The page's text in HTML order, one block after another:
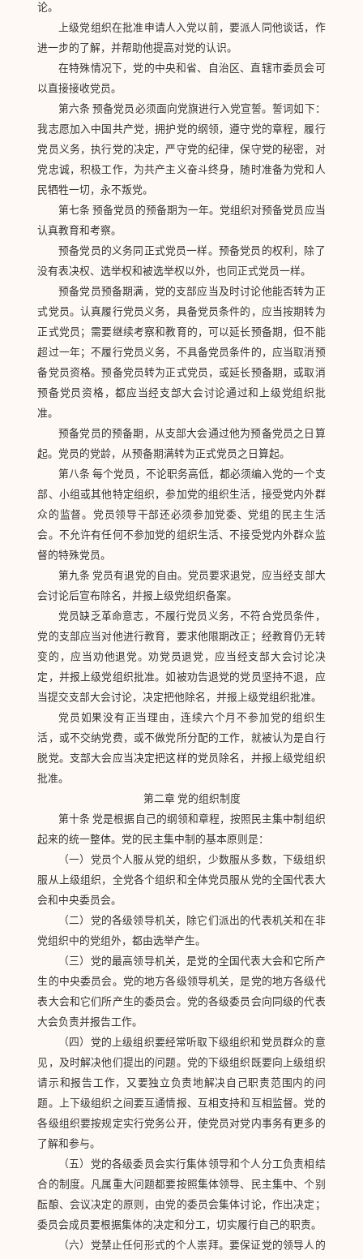
论。
上级党组织在批准申请人入党以前，要派人同他谈话，作
进一步的了解，并帮助他提高对党的认识。
在特殊情况下，党的中央和省、自治区、直辖市委员会可
以直接接收党员。
第六条 预备党员必须面向党旗进行入党宣誓。誓词如下：
我志愿加入中国共产党，拥护党的纲领，遵守党的章程，履行
党员义务，执行党的决定，严守党的纪律，保守党的秘密，对
党忠诚，积极工作，为共产主义奋斗终身，随时准备为党和人
民牺牲一切，永不叛党。
第七条 预备党员的预备期为一年。党组织对预备党员应当
认真教育和考察。
预备党员的义务同正式党员一样。预备党员的权利，除了
没有表决权、选举权和被选举权以外，也同正式党员一样。
预备党员预备期满，党的支部应当及时讨论他能否转为正
式党员。认真履行党员义务，具备党员条件的，应当按期转为
正式党员；需要继续考察和教育的，可以延长预备期，但不能
超过一年；不履行党员义务，不具备党员条件的，应当取消预
备党员资格。预备党员转为正式党员，或延长预备期，或取消
预备党员资格，都应当经支部大会讨论通过和上级党组织批
准。
预备党员的预备期，从支部大会通过他为预备党员之日算
起。党员的党龄，从预备期满转为正式党员之日算起。
第八条 每个党员，不论职务高低，都必须编入党的一个支
部、小组或其他特定组织，参加党的组织生活，接受党内外群
众的监督。党员领导干部还必须参加党委、党组的民主生活
会。不允许有任何不参加党的组织生活、不接受党内外群众监
督的特殊党员。
第九条 党员有退党的自由。党员要求退党，应当经支部大
会讨论后宣布除名，并报上级党组织备案。
党员缺乏革命意志，不履行党员义务，不符合党员条件，
党的支部应当对他进行教育，要求他限期改正；经教育仍无转
变的，应当劝他退党。劝党员退党，应当经支部大会讨论决
定，并报上级党组织批准。如被劝告退党的党员坚持不退，应
当提交支部大会讨论，决定把他除名，并报上级党组织批准。
党员如果没有正当理由，连续六个月不参加党的组织生
活，或不交纳党费，或不做党所分配的工作，就被认为是自行
脱党。支部大会应当决定把这样的党员除名，并报上级党组织
批准。
第二章 党的组织制度
第十条 党是根据自己的纲领和章程，按照民主集中制组织
起来的统一整体。党的民主集中制的基本原则是：
（一）党员个人服从党的组织，少数服从多数，下级组织
服从上级组织，全党各个组织和全体党员服从党的全国代表大
会和中央委员会。
（二）党的各级领导机关，除它们派出的代表机关和在非
党组织中的党组外，都由选举产生。
（三）党的最高领导机关，是党的全国代表大会和它所产
生的中央委员会。党的地方各级领导机关，是党的地方各级代
表大会和它们所产生的委员会。党的各级委员会向同级的代表
大会负责并报告工作。
（四）党的上级组织要经常听取下级组织和党员群众的意
见，及时解决他们提出的问题。党的下级组织既要向上级组织
请示和报告工作，又要独立负责地解决自己职责范围内的问
题。上下级组织之间要互通情报、互相支持和互相监督。党的
各级组织要按规定实行党务公开，使党员对党内事务有更多的
了解和参与。
（五）党的各级委员会实行集体领导和个人分工负责相结
合的制度。凡属重大问题都要按照集体领导、民主集中、个别
酝酿、会议决定的原则，由党的委员会集体讨论，作出决定；
委员会成员要根据集体的决定和分工，切实履行自己的职责。
（六）党禁止任何形式的个人崇拜。要保证党的领导人的